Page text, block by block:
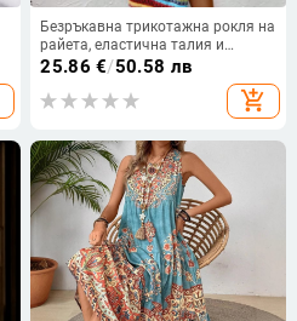
Безръкавна трикотажна рокля на
райета, еластична талия и
квадратно деколте, дълга рокля
25.86 €/50.58 лв
add_shopping_cart